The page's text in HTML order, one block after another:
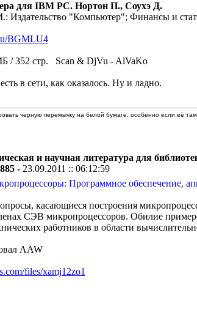
для IBM PC. Нортон П., Соухэ Д.
Издательство "Компьютер"; Финансы и
BGMLU4
/ 352 стр. Scan & DjVu - AlVaKo
в сети, как оказалось. Ну и ладно.
черную перемычку на белой бумаге, особенно если её там
и научная литература для
- 23.09.2011 :: 06:12:59
Программное обеспечение,
касающиеся построения
СЭВ микропроцессоров. Обилие
работников в области
AAW
files/xamj12zo1